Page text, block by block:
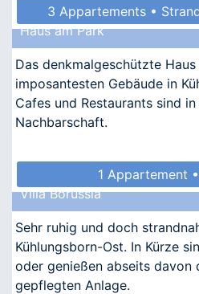
3 Appartements •
Haus am Park
Das denkmalgeschützte
imposantesten Gebäude in
Cafes und Restaurants sind
Nachbarschaft.
1 Appartement
Villa Borussia
Sehr ruhig und doch
Kühlungsborn-Ost. In Kürze
oder genießen abseits davon
gepflegten Anlage.